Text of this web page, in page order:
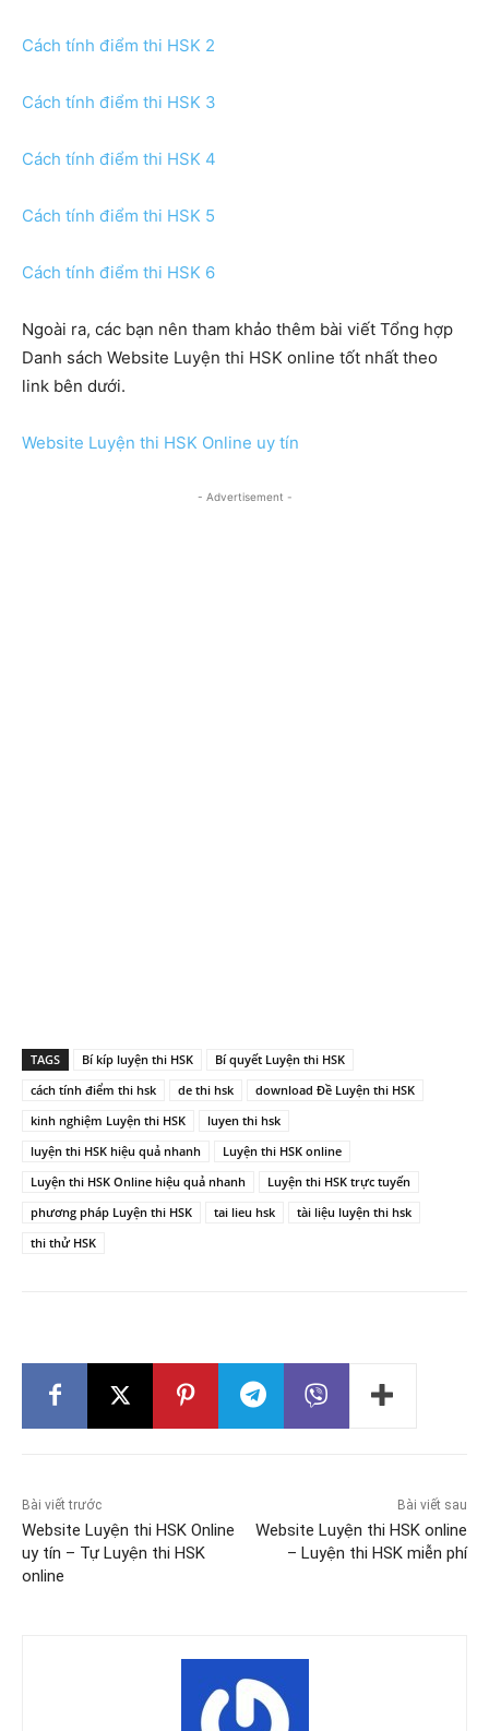
Cách tính điểm thi HSK 2
Cách tính điểm thi HSK 3
Cách tính điểm thi HSK 4
Cách tính điểm thi HSK 5
Cách tính điểm thi HSK 6
Ngoài ra, các bạn nên tham khảo thêm bài viết Tổng hợp
Danh sách Website Luyện thi HSK online tốt nhất theo
link bên dưới.
Website Luyện thi HSK Online uy tín
- Advertisement -
TAGS Bí kíp luyện thi HSK
Bí quyết Luyện thi HSK
cách tính điểm thi hsk
de thi hsk
download Đề Luyện thi HSK
kinh nghiệm Luyện thi HSK
luyen thi hsk
luyện thi HSK hiệu quả nhanh
Luyện thi HSK online
Luyện thi HSK Online hiệu quả nhanh
Luyện thi HSK trực tuyến
phương pháp Luyện thi HSK
tai lieu hsk
tài liệu luyện thi hsk
thi thử HSK
Bài viết trước
Website Luyện thi HSK Online
uy tín – Tự Luyện thi HSK
online
Bài viết sau
Website Luyện thi HSK online
– Luyện thi HSK miễn phí